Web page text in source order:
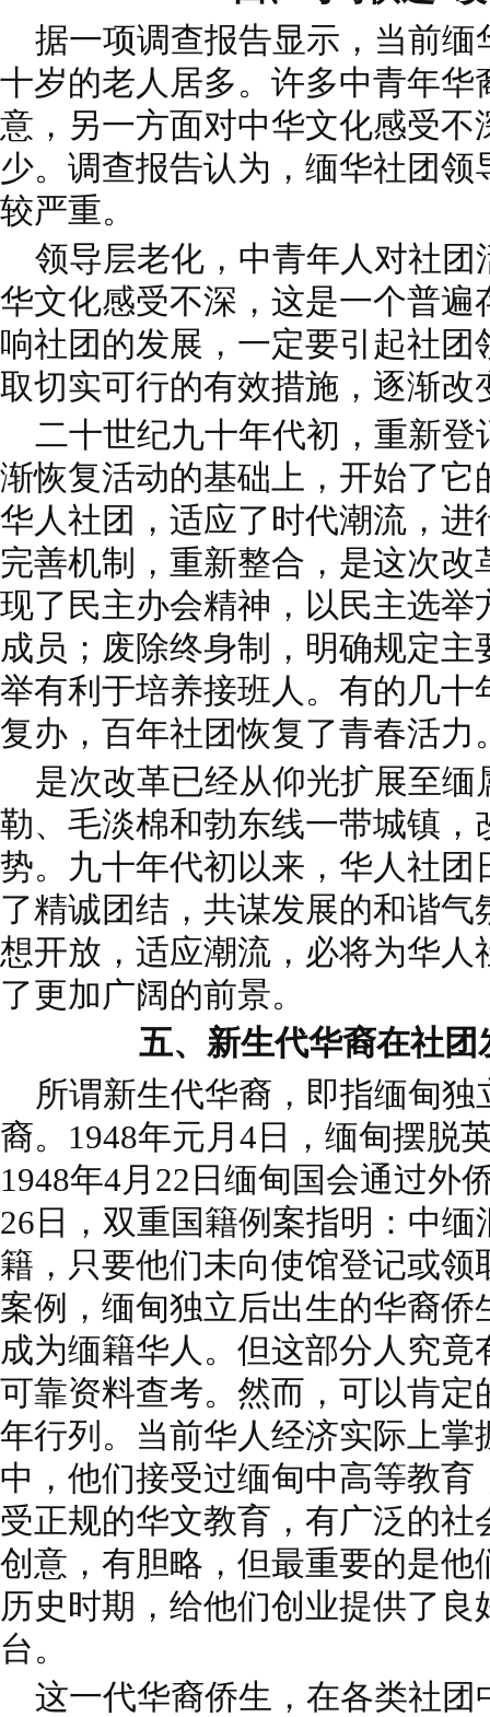
据一项调查报告显示，当前缅
十岁的老人居多。许多中青年华
意，另一方面对中华文化感受不
少。调查报告认为，缅华社团
较严重。
领导层老化，中青年人对社团
华文化感受不深，这是一个普遍
响社团的发展，一定要引起社
取切实可行的有效措施，逐渐改
二十世纪九十年代初，重新登
渐恢复活动的基础上，开始了它
华人社团，适应了时代潮流，进
完善机制，重新整合，是这次
现了民主办会精神，以民主选举
成员；废除终身制，明确规定
举有利于培养接班人。有的几十
复办，百年社团恢复了青春活力
是次改革已经从仰光扩展至缅
勒、毛淡棉和勃东线一带城镇，
势。九十年代初以来，华人社
了精诚团结，共谋发展的和谐
想开放，适应潮流，必将为华人
了更加广阔的前景。
五、新生代华裔在社团
所谓新生代华裔，即指缅甸独
裔。1948年元月4日，缅甸摆脱
1948年4月22日缅甸国会通过外
26日，双重国籍例案指明：中
籍，只要他们未向使馆登记或
案例，缅甸独立后出生的华裔
成为缅籍华人。但这部分人究
可靠资料查考。然而，可以肯定
年行列。当前华人经济实际上掌
中，他们接受过缅甸中高等教
受正规的华文教育，有广泛的
创意，有胆略，但最重要的是他
历史时期，给他们创业提供了
台。
这一代华裔侨生，在各类社团